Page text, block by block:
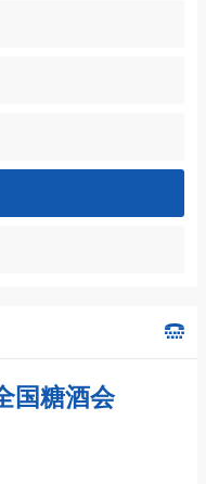
国糖酒会